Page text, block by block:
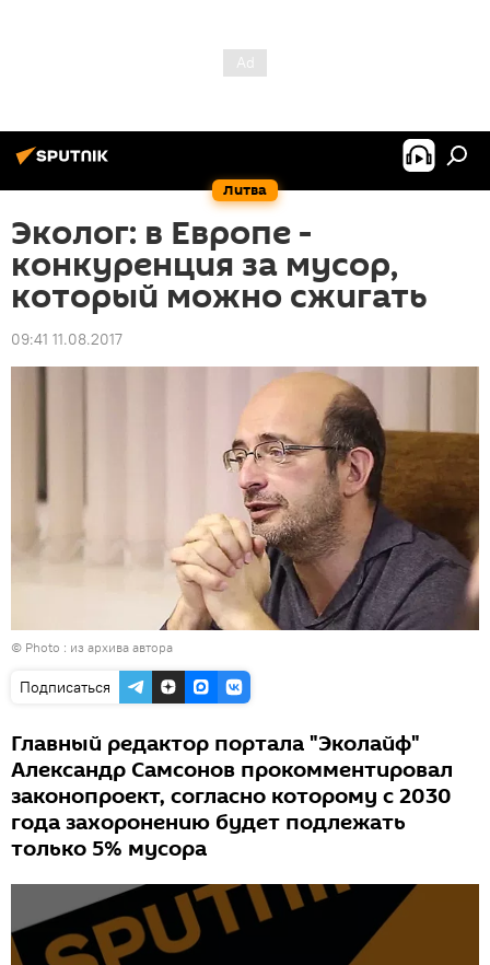
Литва
Эколог: в Европе -
конкуренция за мусор,
который можно сжигать
09:41 11.08.2017
© Photo : из архива автора
Подписаться
Главный редактор портала "Эколайф"
Александр Самсонов прокомментировал
законопроект, согласно которому с 2030
года захоронению будет подлежать
только 5% мусора